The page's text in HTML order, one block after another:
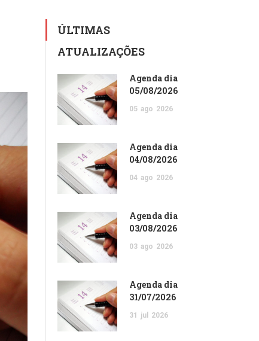
ÚLTIMAS
ATUALIZAÇÕES
Agenda dia
05/08/2026
05 ago 2026
Agenda dia
04/08/2026
04 ago 2026
Agenda dia
03/08/2026
03 ago 2026
Agenda dia
31/07/2026
31 jul 2026